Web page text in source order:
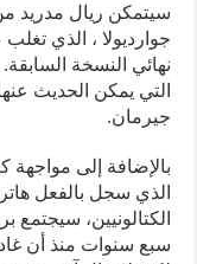
سيتمكن ريال مدريد
جوارديولا ، الذي
نهائي النسخة
التي يمكن الحديث
جيرمان.
بالإضافة إلى مواجهة
الذي سجل بالفعل
الكتالونيين،
سبع سنوات منذ أن